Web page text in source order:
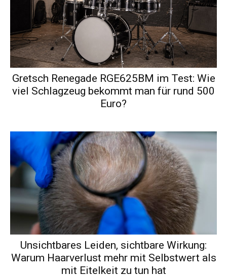
Gretsch Renegade RGE625BM im Test: Wie
viel Schlagzeug bekommt man für rund 500
Euro?
Unsichtbares Leiden, sichtbare Wirkung:
Warum Haarverlust mehr mit Selbstwert als
mit Eitelkeit zu tun hat